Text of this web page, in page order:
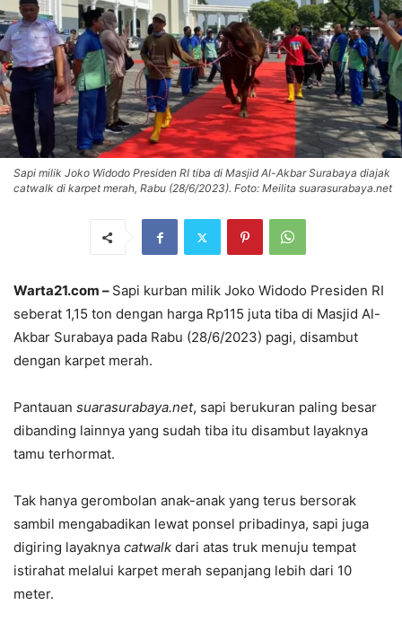
Sapi milik Joko Widodo Presiden RI tiba di Masjid Al-Akbar Surabaya diajak
catwalk di karpet merah, Rabu (28/6/2023). Foto: Meilita suarasurabaya.net
Warta21.com – Sapi kurban milik Joko Widodo Presiden RI
seberat 1,15 ton dengan harga Rp115 juta tiba di Masjid Al-
Akbar Surabaya pada Rabu (28/6/2023) pagi, disambut
dengan karpet merah.
Pantauan suarasurabaya.net, sapi berukuran paling besar
dibanding lainnya yang sudah tiba itu disambut layaknya
tamu terhormat.
Tak hanya gerombolan anak-anak yang terus bersorak
sambil mengabadikan lewat ponsel pribadinya, sapi juga
digiring layaknya catwalk dari atas truk menuju tempat
istirahat melalui karpet merah sepanjang lebih dari 10
meter.